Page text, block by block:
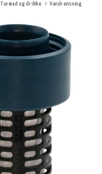
Turmad og drikke
Vandrensning